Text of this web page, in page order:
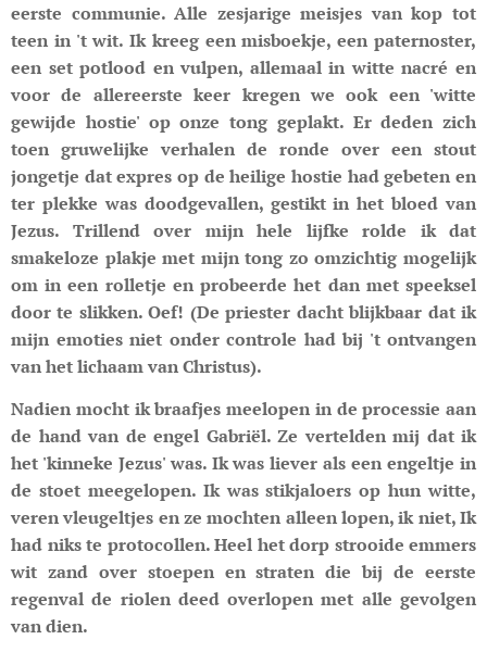
eerste communie. Alle zesjarige meisjes van kop tot
teen in 't wit. Ik kreeg een misboekje, een paternoster,
een set potlood en vulpen, allemaal in witte nacré en
voor de allereerste keer kregen we ook een 'witte
gewijde hostie' op onze tong geplakt. Er deden zich
toen gruwelijke verhalen de ronde over een stout
jongetje dat expres op de heilige hostie had gebeten en
ter plekke was doodgevallen, gestikt in het bloed van
Jezus. Trillend over mijn hele lijfke rolde ik dat
smakeloze plakje met mijn tong zo omzichtig mogelijk
om in een rolletje en probeerde het dan met speeksel
door te slikken. Oef! (De priester dacht blijkbaar dat ik
mijn emoties niet onder controle had bij 't ontvangen
van het lichaam van Christus).
Nadien mocht ik braafjes meelopen in de processie aan
de hand van de engel Gabriël. Ze vertelden mij dat ik
het 'kinneke Jezus' was. Ik was liever als een engeltje in
de stoet meegelopen. Ik was stikjaloers op hun witte,
veren vleugeltjes en ze mochten alleen lopen, ik niet, Ik
had niks te protocollen. Heel het dorp strooide emmers
wit zand over stoepen en straten die bij de eerste
regenval de riolen deed overlopen met alle gevolgen
van dien.